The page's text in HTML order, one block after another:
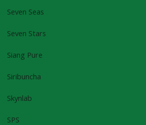
Seven Seas
Seven Stars
Siang Pure
Siribuncha
Skynlab
SPS